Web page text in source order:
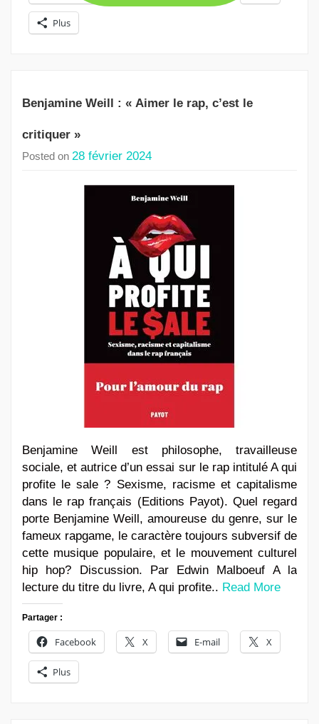
Plus
Benjamine Weill : « Aimer le rap, c’est le
critiquer »
Posted on 28 février 2024
Benjamine Weill est philosophe, travailleuse
sociale, et autrice d’un essai sur le rap intitulé A qui
profite le sale ? Sexisme, racisme et capitalisme
dans le rap français (Editions Payot). Quel regard
porte Benjamine Weill, amoureuse du genre, sur le
fameux rapgame, le caractère toujours subversif de
cette musique populaire, et le mouvement culturel
hip hop? Discussion. Par Edwin Malboeuf A la
lecture du titre du livre, A qui profite.. Read More
Partager :
Facebook X E-mail X
Plus